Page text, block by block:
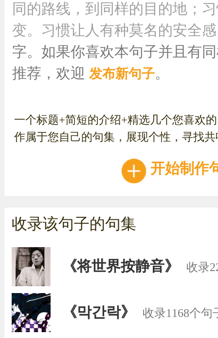
同的路线，到同样的目的地；
变。习惯让人有种莫名的安全
字。如果你喜欢本句子并且有
推荐，欢迎 发布新句子。
一个标题+简短的介绍+精选几个您喜欢
作属于您自己的句集，展现个性，寻找
开始制作
收录该句子的句集
《将世界按静音》 收录
《막간락》 收录1168个句